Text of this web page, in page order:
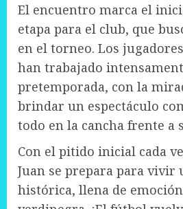
El encuentro marca el
etapa para el club, que
en el torneo. Los
han trabajado
pretemporada, con la
brindar un espectáculo
todo en la cancha frente a
Con el pitido inicial cada
Juan se prepara para vivir
histórica, llena de